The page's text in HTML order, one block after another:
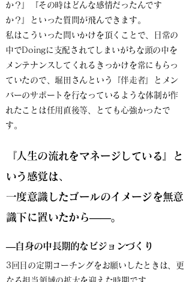
か？』『その時はどんな感情だったんです
か？』といった質問が飛んできます。
私はこういった問いかけを頂くことで、日常の
中でDoingに支配されてしまいがちな頭の中を
メンテナンスしてくれるきっかけを常にもらっ
ていたので、堀田さんという『伴走者』とメン
バーのサポートを行なっているような体制が作
れたことは任用直後等、とても心強かったで
す。
『人生の流れをマネージしている』と
いう感覚は、
一度意識したゴールのイメージを無意
識下に置いたから――。
―自身の中長期的なビジョンづくり
3回目の定期コーチングをお願いしたときは、更
なる担当領域の拡大を迎えた時期です。